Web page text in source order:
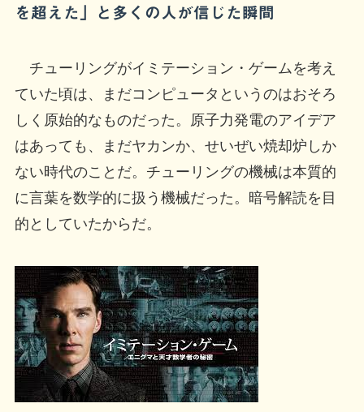
を超えた」と多くの人が信じた瞬間
チューリングがイミテーション・ゲームを考え
ていた頃は、まだコンピュータというのはおそろ
しく原始的なものだった。原子力発電のアイデア
はあっても、まだヤカンか、せいぜい焼却炉しか
ない時代のことだ。チューリングの機械は本質的
に言葉を数学的に扱う機械だった。暗号解読を目
的としていたからだ。